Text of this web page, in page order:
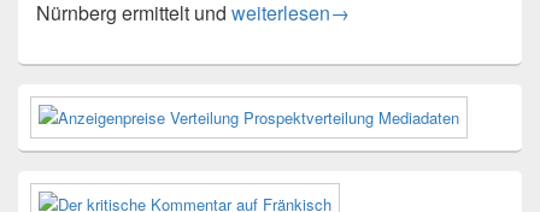
Nürnberg ermittelt und Pkw abgebrannt – Zeugenaufruf
weiterlesen→
Primärer
Seitenleisten-
Widgetbereich